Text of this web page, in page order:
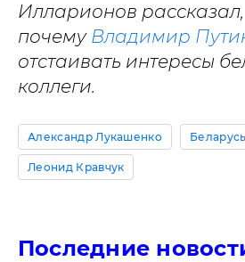
Илларионов рассказал,
почему Владимир
отстаивать интересы
коллеги.
Александр Лукашенко Беларусь
Леонид Кравчук
Последние